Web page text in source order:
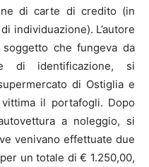
di carte di credito (in
individuazione). L’autore
che fungeva da
di identificazione, si
di Ostiglia e
il portafogli. Dopo
a noleggio, si
venivano effettuate due
un totale di € 1.250,00,